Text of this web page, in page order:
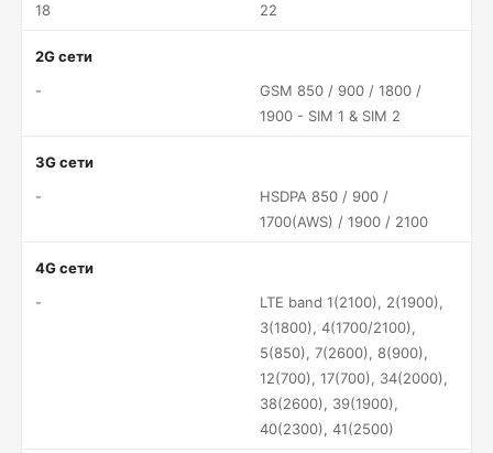
18
22
2G сети
-
GSM 850 / 900 / 1800 /
1900 - SIM 1 & SIM 2
3G сети
-
HSDPA 850 / 900 /
1700(AWS) / 1900 / 2100
4G сети
-
LTE band 1(2100), 2(1900),
3(1800), 4(1700/2100),
5(850), 7(2600), 8(900),
12(700), 17(700), 34(2000),
38(2600), 39(1900),
40(2300), 41(2500)